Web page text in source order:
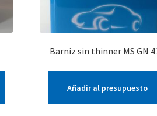
Barniz sin thinner MS GN
Añadir al presupuesto